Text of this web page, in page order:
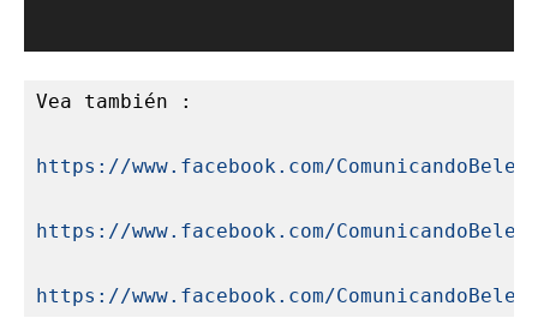
Vea también :
https://www.facebook.com/
https://www.facebook.com/
https://www.facebook.com/